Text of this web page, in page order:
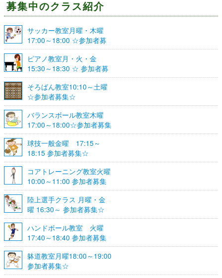
募集中のクラス紹介
サッカー教室月曜・木曜
17:00～18:00 ☆参加者募
集☆
ピアノ教室月・火・金
15:30～18:30 ☆ 参加者募
集☆
そろばん教室10:10～土曜
☆参加者募集☆
バランスボール教室木曜
17:00～18:00☆参加者募集
☆
球技一般金曜 17:15～
18:15 参加者募集☆
コアトレーニング教室火曜
10:00～11:00 参加者募集
陸上選手クラス 月曜・金
曜 16:30～ 参加者募集☆
ハンドボール教室 火曜
17:40～18:40 参加者募集
☆
躰道教室月曜18:00～19:00
参加者募集☆